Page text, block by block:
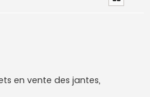
en vente des jantes,